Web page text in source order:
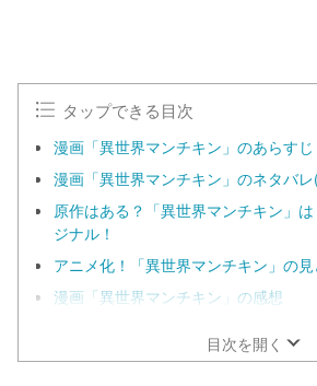
タップできる目次
漫画「異世界マンチキン」のあらすじ
漫画「異世界マンチキン」のネタバ
原作はある？「異世界マンチキン」
ジナル！
アニメ化！「異世界マンチキン」の見
漫画「異世界マンチキン」の感想
目次を開く